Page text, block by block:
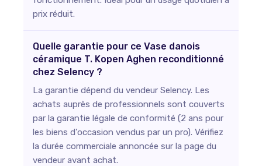
prix réduit.
Quelle garantie pour ce Vase danois
céramique T. Kopen Aghen reconditionné
chez Selency ?
La garantie dépend du vendeur Selency. Les
achats auprès de professionnels sont couverts
par la garantie légale de conformité (2 ans pour
les biens d'occasion vendus par un pro). Vérifiez
la durée commerciale annoncée sur la page du
vendeur avant achat.